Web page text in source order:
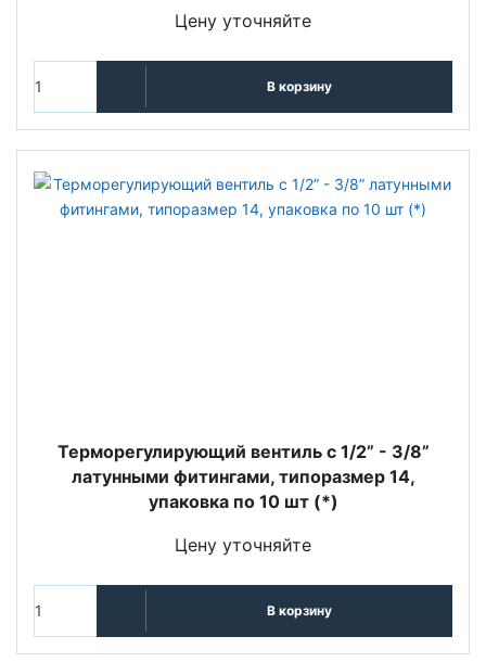
Цену уточняйте
В корзину
Терморегулирующий вентиль c 1/2” - 3/8”
латунными фитингами, типоразмер 14,
упаковка по 10 шт (*)
Цену уточняйте
В корзину